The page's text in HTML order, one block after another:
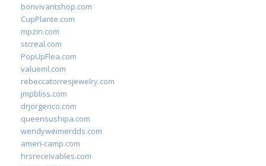
bonvivantshop.com
CupPlante.com
mpzin.com
stcreal.com
PopUpFlea.com
valueml.com
rebeccatorresjewelry.com
jmpbliss.com
drjorgerico.com
queensushipa.com
wendyweimerdds.com
ameri-camp.com
hrsreceivables.com